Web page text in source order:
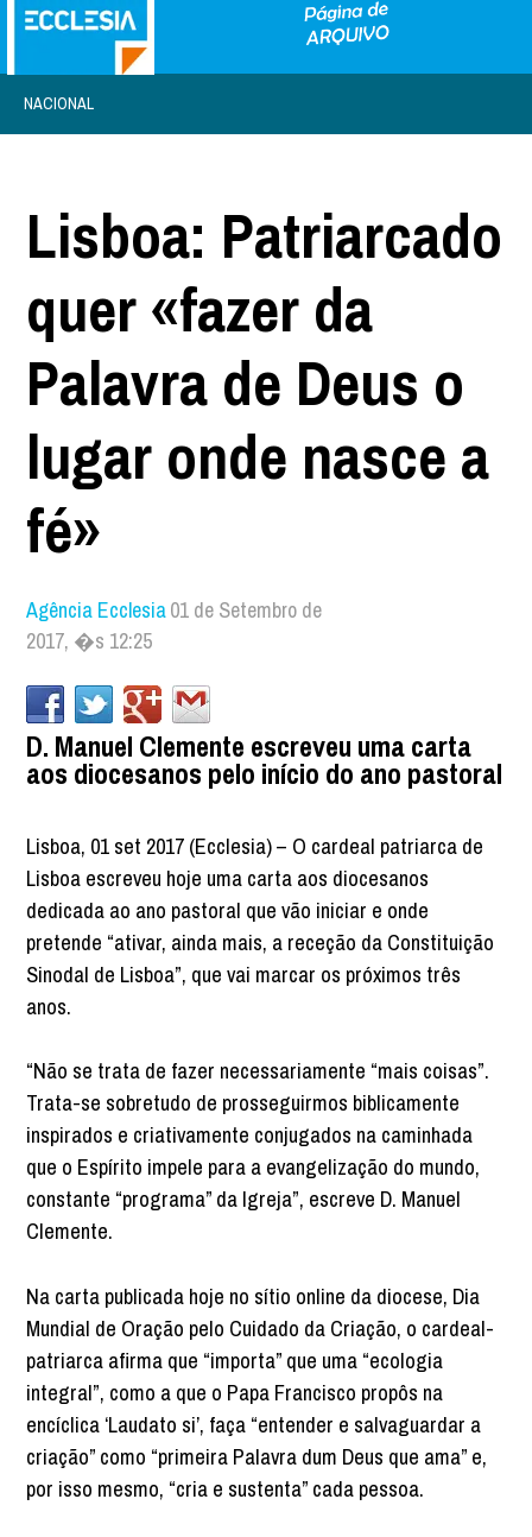
NACIONAL
Lisboa: Patriarcado
quer «fazer da
Palavra de Deus o
lugar onde nasce a
fé»
Agência Ecclesia01 de Setembro de
2017, �s 12:25
D. Manuel Clemente escreveu uma carta
aos diocesanos pelo início do ano pastoral
Lisboa, 01 set 2017 (Ecclesia) – O cardeal patriarca de
Lisboa escreveu hoje uma carta aos diocesanos
dedicada ao ano pastoral que vão iniciar e onde
pretende “ativar, ainda mais, a receção da Constituição
Sinodal de Lisboa”, que vai marcar os próximos três
anos.
“Não se trata de fazer necessariamente “mais coisas”.
Trata-se sobretudo de prosseguirmos biblicamente
inspirados e criativamente conjugados na caminhada
que o Espírito impele para a evangelização do mundo,
constante “programa” da Igreja”, escreve D. Manuel
Clemente.
Na carta publicada hoje no sítio online da diocese, Dia
Mundial de Oração pelo Cuidado da Criação, o cardeal-
patriarca afirma que “importa” que uma “ecologia
integral”, como a que o Papa Francisco propôs na
encíclica ‘Laudato si’, faça “entender e salvaguardar a
criação” como “primeira Palavra dum Deus que ama” e,
por isso mesmo, “cria e sustenta” cada pessoa.